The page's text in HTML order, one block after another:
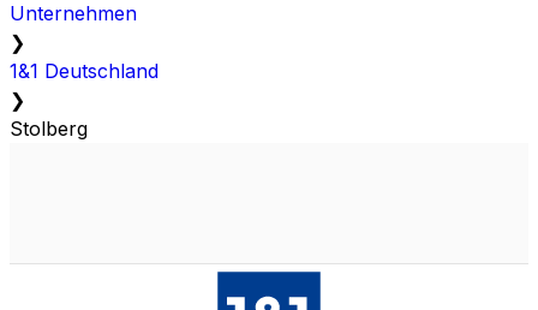
Unternehmen
❯
1&1 Deutschland
❯
Stolberg